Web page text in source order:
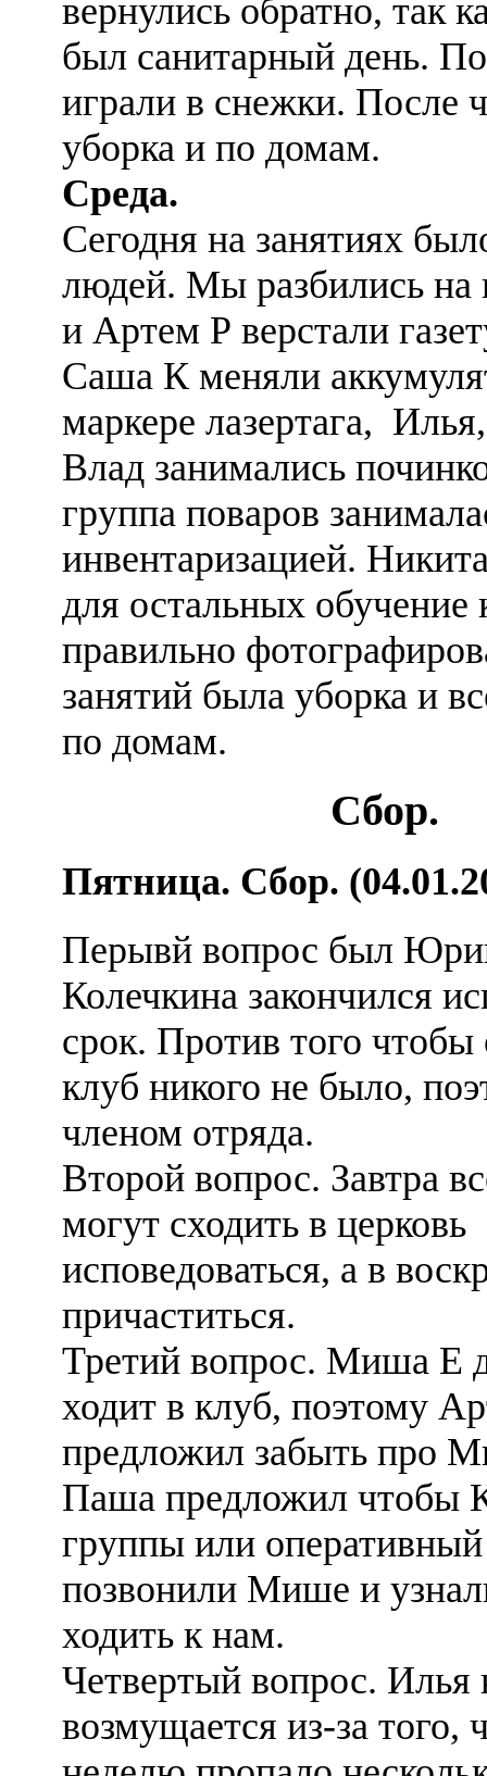
вернулись обратно, так
был санитарный день.
играли в снежки. После
уборка и по домам.
Среда.
Сегодня на занятиях
людей. Мы разбились
и Артем Р верстали
Саша К меняли
маркере лазертага,
Влад занимались
группа поваров
инвентаризацией.
для остальных обучение
правильно
занятий была уборка и
по домам.
Сбор.
Пятница. Сбор.
Перывй вопрос был
Колечкина закончился
срок. Против того чтобы
клуб никого не было,
членом отряда.
Второй вопрос. Завтра
могут сходить в церковь
исповедоваться, а в
причаститься.
Третий вопрос. Миша Е
ходит в клуб, поэтому
предложил забыть про
Паша предложил чтобы
группы или
позвонили Мише и
ходить к нам.
Четвертый вопрос. Илья
возмущается из-за того,